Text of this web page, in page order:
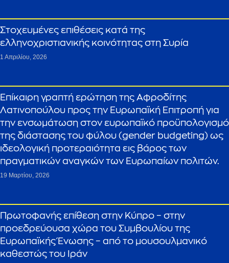
Στοχευμένες επιθέσεις κατά της
ελληνοχριστιανικής κοινότητας στη Συρία
1 Απριλίου, 2026
Επίκαιρη γραπτή ερώτηση της Αφροδίτης
Λατινοπούλου προς την Ευρωπαϊκή Επιτροπή για
την ενσωμάτωση στον ευρωπαϊκό προϋπολογισμό
της διάστασης του φύλου (gender budgeting) ως
ιδεολογική προτεραιότητα εις βάρος των
πραγματικών αναγκών των Ευρωπαίων πολιτών.
19 Μαρτίου, 2026
Πρωτοφανής επίθεση στην Κύπρο – στην
προεδρεύουσα χώρα του Συμβουλίου της
Ευρωπαϊκής Ένωσης – από το μουσουλμανικό
καθεστώς του Ιράν